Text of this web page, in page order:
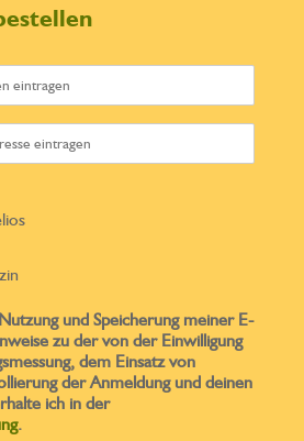
und Speicherung meiner E-
zu der von der Einwilligung
dem Einsatz von
der Anmeldung und deinen
ich in der
.